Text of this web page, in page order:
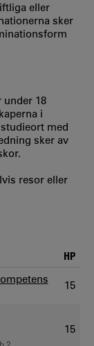
eller
sker
under 18
i
med
sker av
resor eller
HP
15
2
15